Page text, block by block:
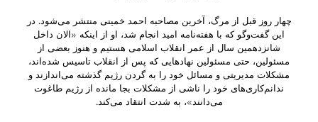
چهار روز قبل از مرگ، آخرین مصاحبه احمد خمینی منتشر می‌شود. در
این گفت‌وگو که با هفته‌نامه امید انجام شد، او از اینکه «الان داخل
شانزدهمین سال از عمر انقلاب اسلامی هستیم و هنوز بعضی از
مسئولین، حتی مسئولین نهادهایی که پس از انقلاب تاسیس شده‌اند،
مشکلات مدیریتی و مسائل خود را به گردن رژیم گذشته می‌اندازند و
ندانم‌کاری‌های خود را ناشی از مشکلات بجا مانده از رژیم طاغوت
می‌دانند»، به شدت انتقاد می‌کند.